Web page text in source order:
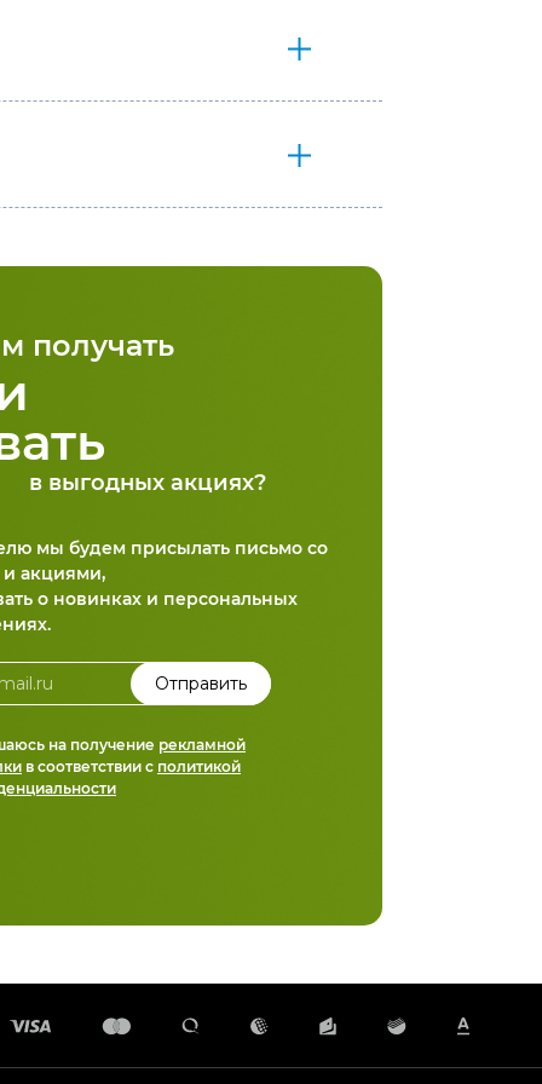
получать
в выгодных акциях?
мы будем присылать письмо со
акциями,
о новинках и персональных
на получение рекламной
в соответствии с политикой